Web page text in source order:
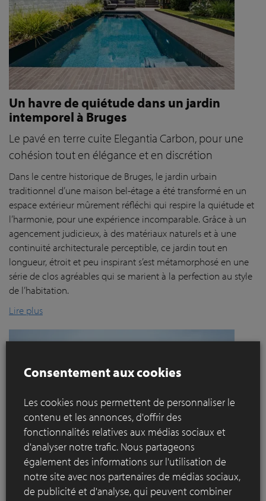
Un havre de quiétude dans un jardin
intemporel à Bruges
Le pavé en terre cuite Elegantia Carbon, pour une
cohésion tout en élégance et en discrétion
Dans le centre historique de Bruges, le jardin urbain
traditionnel d’une maison bel-étage a été transformé en un
espace extérieur mûrement réfléchi qui respire la quiétude et
l’harmonie, pour une expérience incomparable. Grâce à un
agencement judicieux, à des matériaux naturels et à une
continuité architecturale perceptible, ce jardin tout en
longueur, étroit et peu inspirant s’est métamorphosé en une
série de clos agréables qui se marient à la perfection au style
de l’habitation.
Lire plus
Consentement aux cookies
Les cookies nous permettent de personnaliser le
contenu et les annonces, d'offrir des
fonctionnalités relatives aux médias sociaux et
d'analyser notre trafic. Nous partageons
également des informations sur l'utilisation de
notre site avec nos partenaires de médias sociaux,
de publicité et d'analyse, qui peuvent combiner